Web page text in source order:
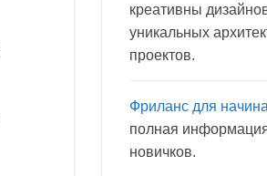
креативны
уникальных
проектов.
Фриланс для
полная
новичков.